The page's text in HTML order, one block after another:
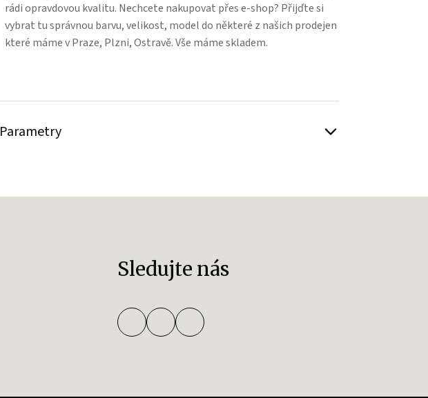
rádi opravdovou kvalitu. Nechcete nakupovat přes e-shop? Přijďte si
vybrat tu správnou barvu, velikost, model do některé z našich prodejen
které máme v Praze, Plzni, Ostravě. Vše máme skladem.
Parametry
Sledujte nás